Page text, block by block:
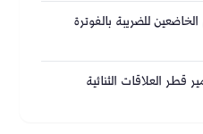
2027: إلزام الخاضعين للضريبة بالفوترة
قطر العلاقات الثنائية